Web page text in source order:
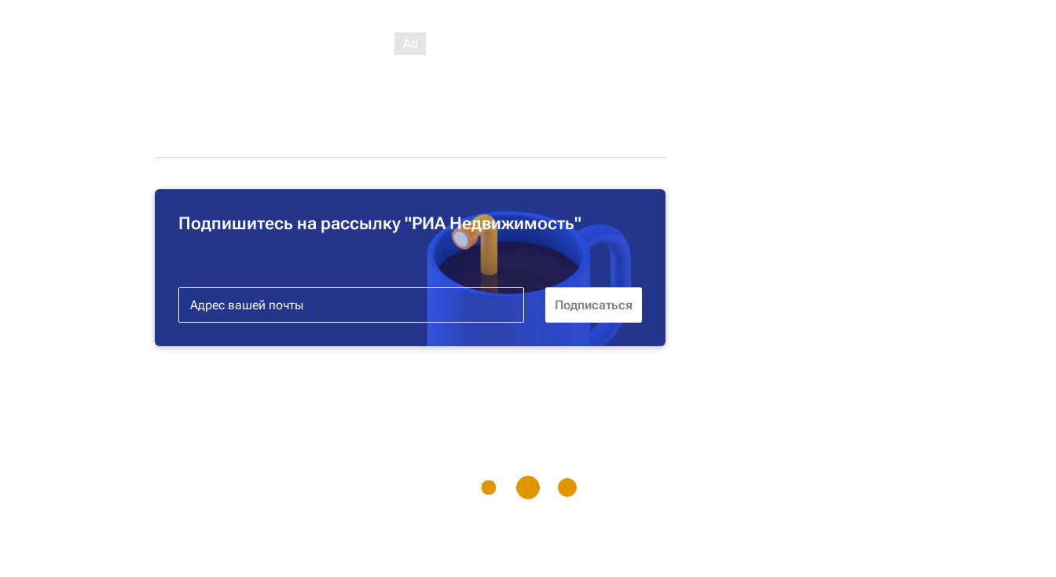
Подпишитесь на рассылку "РИА Недвижимость"